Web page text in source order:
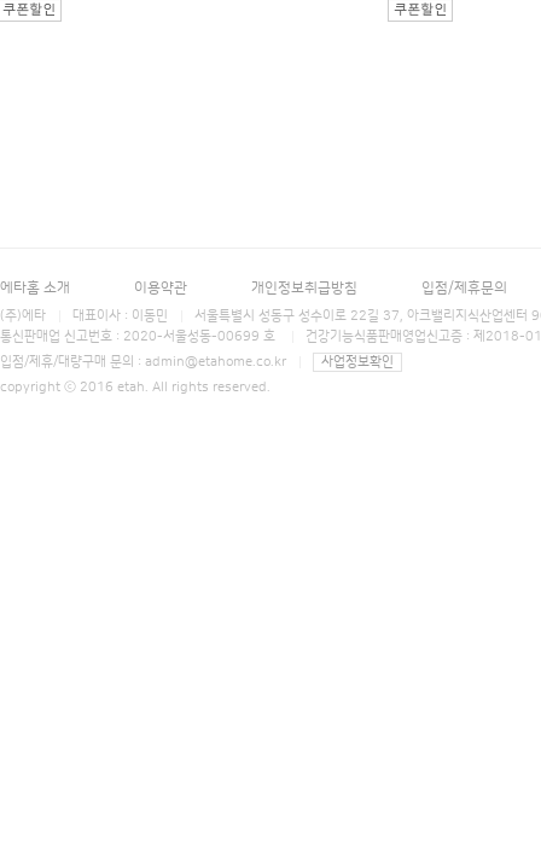
에타홈 소개 이용약관 개인정보취급방침 입점/제휴문의
(주)에타 대표이사 : 이동민
서울특별시 성동구 성수이로 22길 37, 아크밸리지식산업
통신판매업 신고번호 : 2020-서울성동-00699 호
건강기능식품판매영업신고증 : 제2018-
입점/제휴/대량구매 문의 : admin@etahome.co.kr
사업정보확인
copyright ⓒ 2016 etah. All rights reserved.